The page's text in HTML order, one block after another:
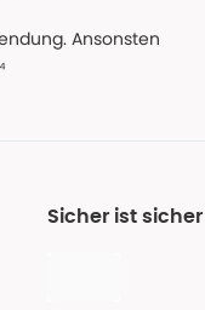
Ansonsten
Sicher ist sicher